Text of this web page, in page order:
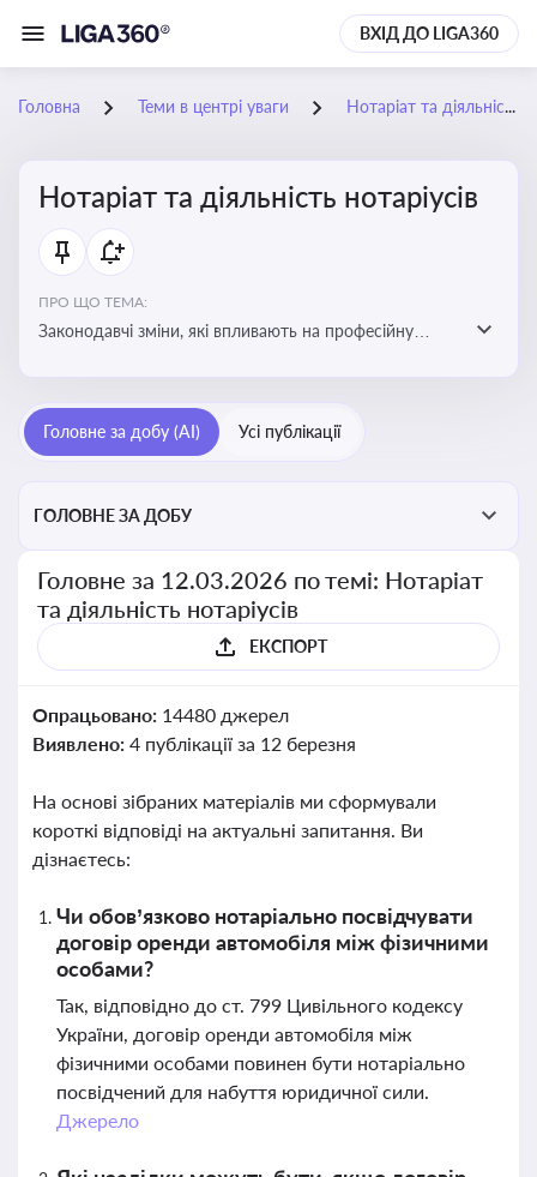
ВХІД ДО LIGA360
Головна Теми в центрі уваги Нотаріат та діяльність нотаріусів
Нотаріат та діяльність нотаріусів
ПРО ЩО ТЕМА:
Законодавчі зміни, які впливають на професійну
Головне за добу (AI) Усі публікації
ГОЛОВНЕ ЗА ДОБУ
Головне за 12.03.2026 по темі: Нотаріат
та діяльність нотаріусів
ЕКСПОРТ
Опрацьовано: 14480 джерел
Виявлено: 4 публікації за 12 березня
На основі зібраних матеріалів ми сформували
короткі відповіді на актуальні запитання. Ви
дізнаєтесь:
Чи обов’язково нотаріально посвідчувати
договір оренди автомобіля між фізичними
особами?
Так, відповідно до ст. 799 Цивільного кодексу
України, договір оренди автомобіля між
фізичними особами повинен бути нотаріально
посвідчений для набуття юридичної сили.
Джерело